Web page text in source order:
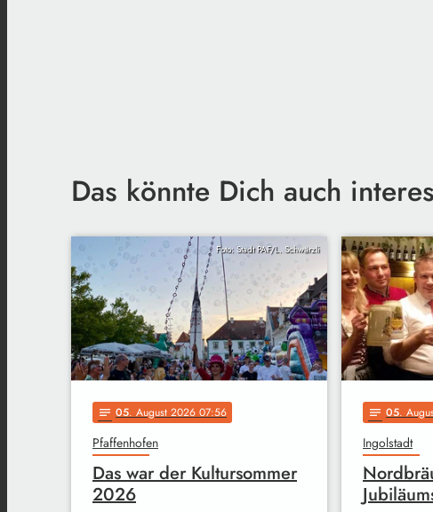
Das könnte Dich auch
Foto: Stadt PAF/L. Schwärzli
notes 05. August 2026 07:56
Pfaffenhofen
Das war der Kultursommer
2026
notes 05.
Ingolstadt